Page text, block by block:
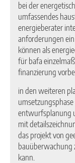
bei der
umfassendes
energieberater
anforderungen
können als
für bafa
finanzierung
in den weiteren
entwurfsplanung
mit
das projekt von
kann.